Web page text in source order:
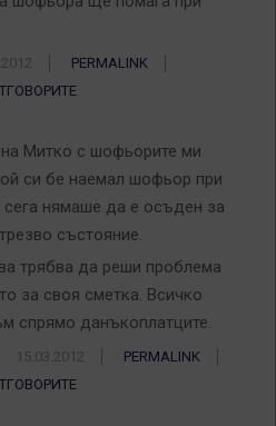
PERMALINK
Митко с шофьорите ми
си бе наемал шофьор при
нямаше да е осъден за
състояние.
трябва да реши проблема
за своя сметка. Всичко
спрямо данъкоплатците.
15.03.2012
PERMALINK